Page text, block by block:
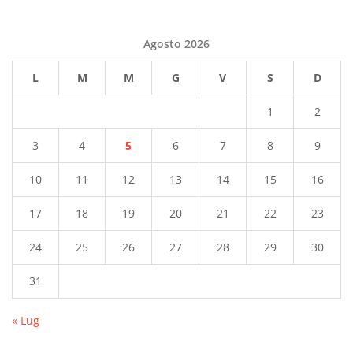
Agosto 2026
L M M G V S D
1 2
3 4 5 6 7 8 9
10 11 12 13 14 15 16
17 18 19 20 21 22 23
24 25 26 27 28 29 30
31
« Lug